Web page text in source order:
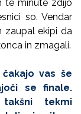
te minute zdijo
so. Vendar
zaupal ekipi da
in zmagali.
vas še
se finale.
tekmi